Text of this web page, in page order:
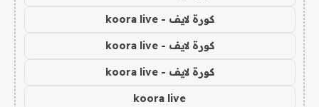
كورة لايف - koora live
كورة لايف - koora live
كورة لايف - koora live
koora live